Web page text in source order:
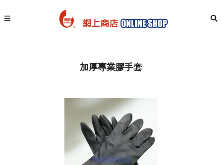
加厚專業膠手套